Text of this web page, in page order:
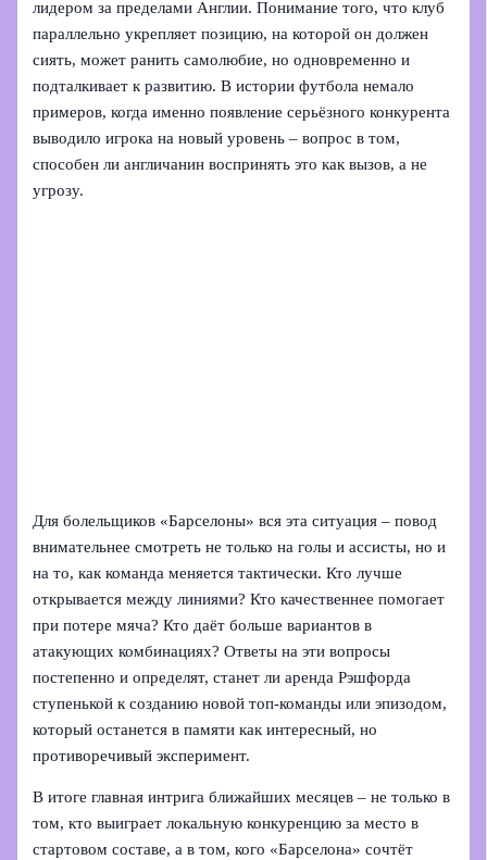
лидером за пределами Англии. Понимание того, что клуб
параллельно укрепляет позицию, на которой он должен
сиять, может ранить самолюбие, но одновременно и
подталкивает к развитию. В истории футбола немало
примеров, когда именно появление серьёзного конкурента
выводило игрока на новый уровень – вопрос в том,
способен ли англичанин воспринять это как вызов, а не
угрозу.
Для болельщиков «Барселоны» вся эта ситуация – повод
внимательнее смотреть не только на голы и ассисты, но и
на то, как команда меняется тактически. Кто лучше
открывается между линиями? Кто качественнее помогает
при потере мяча? Кто даёт больше вариантов в
атакующих комбинациях? Ответы на эти вопросы
постепенно и определят, станет ли аренда Рэшфорда
ступенькой к созданию новой топ-команды или эпизодом,
который останется в памяти как интересный, но
противоречивый эксперимент.
В итоге главная интрига ближайших месяцев – не только в
том, кто выиграет локальную конкуренцию за место в
стартовом составе, а в том, кого «Барселона» сочтёт